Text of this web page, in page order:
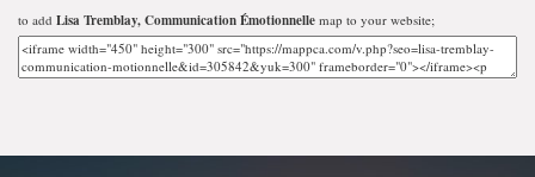
to add Lisa Tremblay, Communication Émotionnelle map to your website;